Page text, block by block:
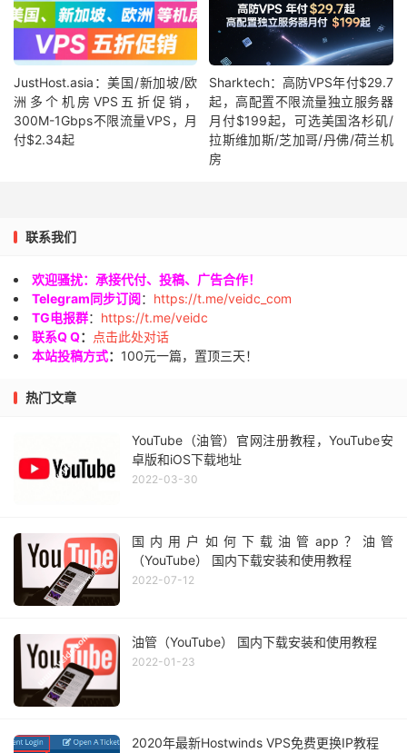
JustHost.asia：美国/新加坡/欧
洲多个机房VPS五折促销，
300M-1Gbps不限流量VPS，月
付$2.34起
Sharktech：高防VPS年付$29.7
起，高配置不限流量独立服务器
月付$199起，可选美国洛杉矶/
拉斯维加斯/芝加哥/丹佛/荷兰机
房
联系我们
欢迎骚扰：承接代付、投稿、广告合作！
Telegram同步订阅： https://t.me/veidc_com
TG电报群： https://t.me/veidc
联系Q Q：
点击此处对话
本站投稿方式： 100元一篇，置顶三天！
热门文章
YouTube（油管）官网注册教程，YouTube安
卓版和iOS下载地址
2022-03-30
国内用户如何下载油管app？油管
（YouTube） 国内下载安装和使用教程
2022-07-12
油管（YouTube） 国内下载安装和使用教程
2022-01-23
2020年最新Hostwinds VPS免费更换IP教程